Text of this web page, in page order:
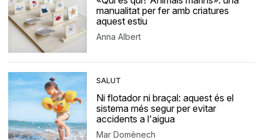
manualitat per fer amb criatures
aquest estiu
Anna Albert
SALUT
Ni flotador ni braçal: aquest és el
sistema més segur per evitar
accidents a l'aigua
Mar Domènech